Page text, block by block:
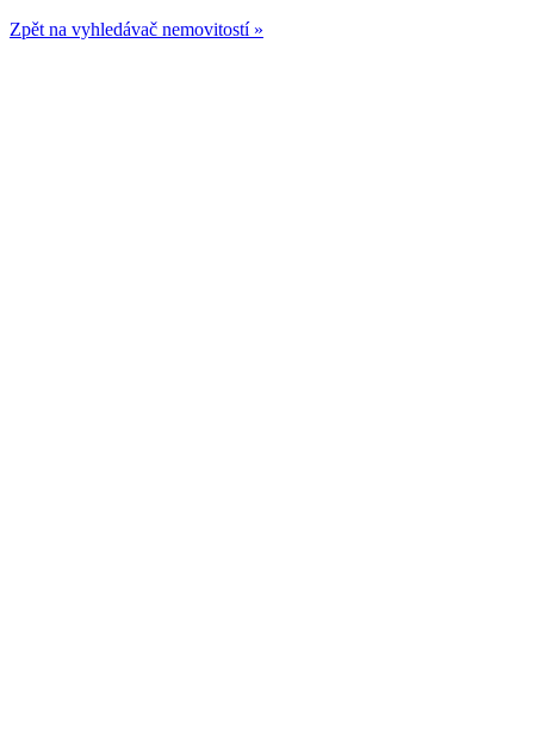
Zpět na vyhledávač nemovitostí »